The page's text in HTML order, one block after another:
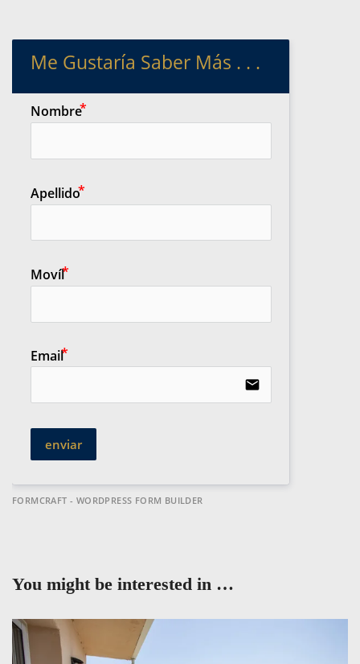
Me Gustaría Saber Más . . .
Nombre
Apellido
Movíl
Email
email
enviar
FORMCRAFT - WORDPRESS FORM BUILDER
You might be interested in …